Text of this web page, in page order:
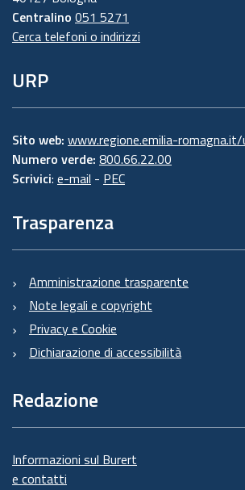
Centralino 051 5271
Cerca telefoni o indirizzi
URP
Sito web: www.regione.emilia-
Numero verde: 800.66.22.00
Scrivici: e-mail - PEC
Trasparenza
Amministrazione trasparente
Note legali e copyright
Privacy e Cookie
Dichiarazione di accessibilità
Redazione
Informazioni sul Burert
e contatti